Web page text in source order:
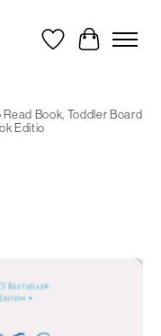
Liste de souhaits
Panier
Book, Toddler Board
Editio